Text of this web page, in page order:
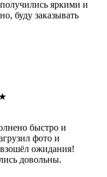
яркими и
буду заказывать
быстро и
фото и
ожидания!
довольны.